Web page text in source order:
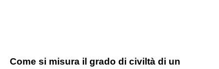
Come si misura il grado di civiltà di un